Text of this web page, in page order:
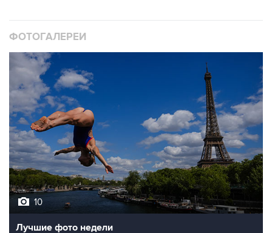
ФОТОГАЛЕРЕИ
10
Лучшие фото недели